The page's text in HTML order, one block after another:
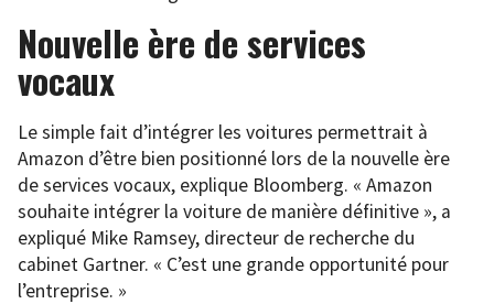
Nouvelle ère de services
vocaux
Le simple fait d’intégrer les voitures permettrait à
Amazon d’être bien positionné lors de la nouvelle ère
de services vocaux, explique Bloomberg. « Amazon
souhaite intégrer la voiture de manière définitive », a
expliqué Mike Ramsey, directeur de recherche du
cabinet Gartner. « C’est une grande opportunité pour
l’entreprise. »